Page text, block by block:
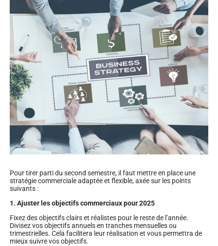
Pour tirer parti du second semestre, il faut mettre en place une
stratégie commerciale adaptée et flexible, axée sur les points
suivants :
1. Ajuster les objectifs commerciaux pour 2025
Fixez des objectifs clairs et réalistes pour le reste de l’année.
Divisez vos objectifs annuels en tranches mensuelles ou
trimestrielles. Cela facilitera leur réalisation et vous permettra de
mieux suivre vos objectifs.